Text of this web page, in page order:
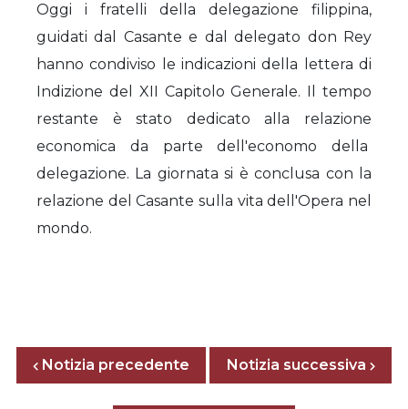
Oggi i fratelli della delegazione filippina,
guidati dal Casante e dal delegato don Rey
hanno condiviso le indicazioni della lettera di
Indizione del XII Capitolo Generale. Il tempo
restante è stato dedicato alla relazione
economica da parte dell'economo della
delegazione. La giornata si è conclusa con la
relazione del Casante sulla vita dell'Opera nel
mondo.
Posts
Notizia precedente Previous page
Next page
Notizia successiva